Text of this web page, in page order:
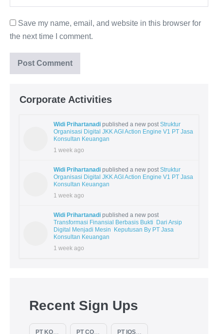
Save my name, email, and website in this browser for
the next time I comment.
Corporate Activities
Widi Prihartanadi published a new postStruktur
Organisasi Digital JKK AGI Action Engine V1 PT Jasa
Konsultan Keuangan
1 week ago
Widi Prihartanadi published a new postStruktur
Organisasi Digital JKK AGI Action Engine V1 PT Jasa
Konsultan Keuangan
1 week ago
Widi Prihartanadi published a new post
Transformasi Finansial Berbasis Bukti Dari Arsip
Digital Menjadi Mesin Keputusan By PT Jasa
Konsultan Keuangan
1 week ago
Recent Sign Ups